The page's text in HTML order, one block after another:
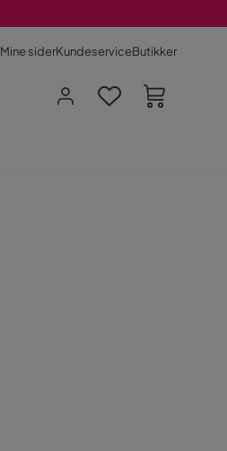
Mine siderKundeserviceButikker